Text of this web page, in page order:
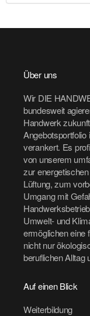
Über uns
Wir DIE
bundesweit
Handwerk
verankert. Es
von unserem
zur
Lüftung, zum
Umgang mit
Umwelt- und
ermöglichen eine
nicht nur
beruflichen Alltag
Auf einen Blick
Weiterbildung